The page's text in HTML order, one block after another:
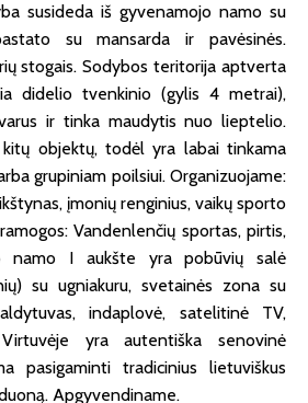
susideda iš gyvenamojo namo su
su mansarda ir pavėsinės.
stogais. Sodybos teritorija aptverta
didelio tvenkinio (gylis 4 metrai),
ir tinka maudytis nuo lieptelio.
objektų, todėl yra labai tinkama
grupiniam poilsiui. Organizuojame:
įmonių renginius, vaikų sporto
Vandenlenčių sportas, pirtis,
namo I aukšte yra pobūvių salė
su ugniakuru, svetainės zona su
indaplovė, satelitinė TV,
yra autentiška senovinė
pasigaminti tradicinius lietuviškus
Apgyvendiname.